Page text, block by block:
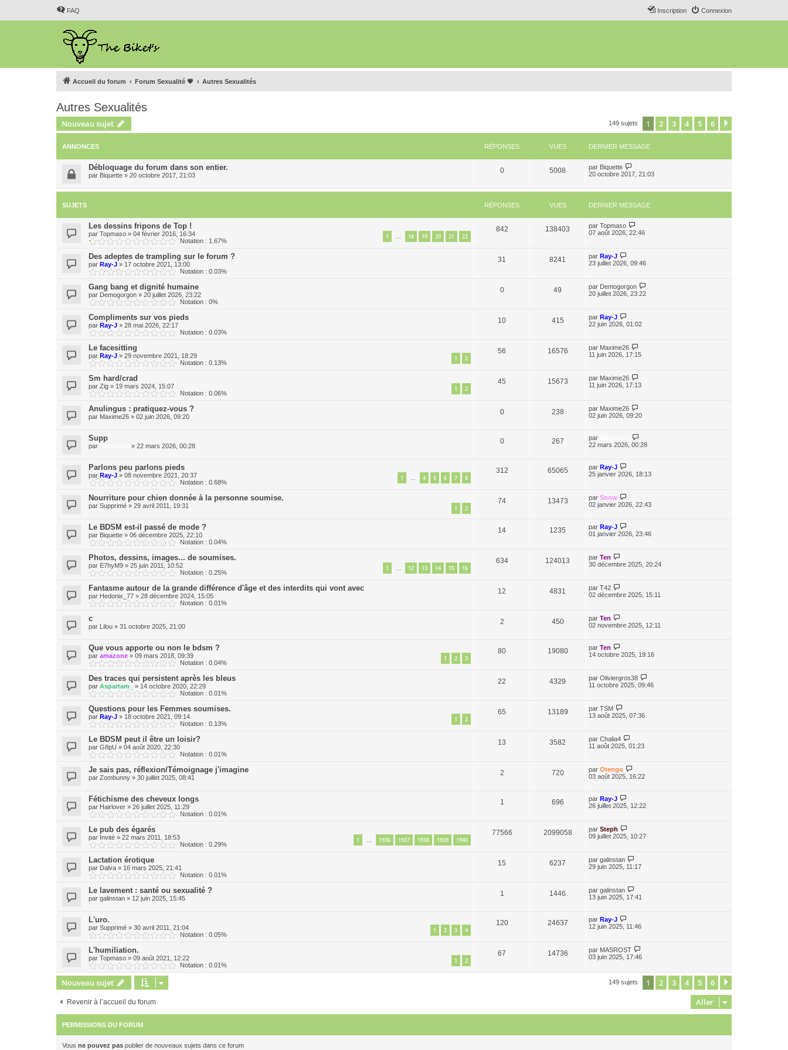
FAQ Connexion
Inscription
Accueil du forum Forum Sexualité 💗 Autres Sexualités
Autres Sexualités
Nouveau sujet 149 sujets 1 2 3 4 5 6
ANNONCES RÉPONSES VUES DERNIER MESSAGE
Débloquage du forum dans son entier.
par Biquette » 20 octobre 2017, 21:03
0 5008 par Biquette
20 octobre 2017, 21:03
SUJETS RÉPONSES VUES DERNIER MESSAGE
Les dessins fripons de Top !
par Topmaso » 04 février 2016, 16:34 1 … 18 19 20 21 22
Notation : 1.67%
842 138403 par Topmaso
07 août 2026, 22:46
Des adeptes de trampling sur le forum ?
par Ray-J » 17 octobre 2021, 13:00
Notation : 0.03%
31 8241 par Ray-J
23 juillet 2026, 09:46
Gang bang et dignité humaine
par Demogorgon » 20 juillet 2026, 23:22
Notation : 0%
0 49 par Demogorgon
20 juillet 2026, 23:22
Compliments sur vos pieds
par Ray-J » 28 mai 2026, 22:17
Notation : 0.03%
10 415 par Ray-J
22 juin 2026, 01:02
Le facesitting
par Ray-J » 29 novembre 2021, 18:29 1 2
Notation : 0.13%
56 16576 par Maxime26
11 juin 2026, 17:15
Sm hard/crad
par Zig » 19 mars 2024, 15:07 1 2
Notation : 0.06%
45 15673 par Maxime26
11 juin 2026, 17:13
Anulingus : pratiquez-vous ?
par Maxime26 » 02 juin 2026, 09:20
0 238 par Maxime26
02 juin 2026, 09:20
Supp
par » 22 mars 2026, 00:28
0 267 par
22 mars 2026, 00:28
Parlons peu parlons pieds
par Ray-J » 08 novembre 2021, 20:37 1 … 4 5 6 7 8
Notation : 0.68%
312 65065 par Ray-J
25 janvier 2026, 18:13
Nourriture pour chien donnée à la personne soumise.
par Supprimé » 29 avril 2011, 19:31 1 2
74 13473 par Snow
02 janvier 2026, 22:43
Le BDSM est-il passé de mode ?
par Biquette » 06 décembre 2025, 22:10
Notation : 0.04%
14 1235 par Ray-J
01 janvier 2026, 23:46
Photos, dessins, images... de soumises.
par E7hyM9 » 25 juin 2011, 10:52 1 … 12 13 14 15 16
Notation : 0.25%
634 124013 par Ten
30 décembre 2025, 20:24
Fantasme autour de la grande différence d'âge et des interdits qui vont avec
par Hedonix_77 » 28 décembre 2024, 15:05
Notation : 0.01%
12 4831 par T42
02 décembre 2025, 15:11
c
par Lilou » 31 octobre 2025, 21:00
2 450 par Ten
02 novembre 2025, 12:11
Que vous apporte ou non le bdsm ?
par amazone » 09 mars 2018, 09:39 1 2 3
Notation : 0.04%
80 19080 par Ten
14 octobre 2025, 19:16
Des traces qui persistent après les bleus
par Aspartam_ » 14 octobre 2020, 22:29
Notation : 0.01%
22 4329 par Oliviergros38
11 octobre 2025, 09:46
Questions pour les Femmes soumises.
par Ray-J » 18 octobre 2021, 09:14 1 2
Notation : 0.13%
65 13189 par TSM
13 août 2025, 07:36
Le BDSM peut il être un loisir?
par G8pU » 04 août 2020, 22:30
Notation : 0.01%
13 3582 par Chalia4
11 août 2025, 01:23
Je sais pas, réflexion/Témoignage j'imagine
par Zombunny » 30 juillet 2025, 08:41
2 720 par Otengo
03 août 2025, 16:22
Fétichisme des cheveux longs
par Hairlover » 26 juillet 2025, 11:29
Notation : 0.01%
1 696 par Ray-J
26 juillet 2025, 12:22
Le pub des égarés
par Invité » 22 mars 2011, 18:53 1 … 1936 1937 1938 1939 1940
Notation : 0.29%
77566 2099058 par Steph
09 juillet 2025, 10:27
Lactation érotique
par Dalva » 16 mars 2025, 21:41
Notation : 0.01%
15 6237 par galinstan
29 juin 2025, 11:17
Le lavement : santé ou sexualité ?
par galinstan » 12 juin 2025, 15:45
1 1446 par galinstan
13 juin 2025, 17:41
L'uro.
par Supprimé » 30 avril 2011, 21:04 1 2 3 4
Notation : 0.05%
120 24637 par Ray-J
12 juin 2025, 11:46
L'humiliation.
par Topmaso » 09 août 2021, 12:22 1 2
Notation : 0.01%
67 14736 par MASROST
03 juin 2025, 17:46
Nouveau sujet 149 sujets 1 2 3 4 5 6
Revenir à l’accueil du forum Aller
PERMISSIONS DU FORUM
Vous ne pouvez pas publier de nouveaux sujets dans ce forum